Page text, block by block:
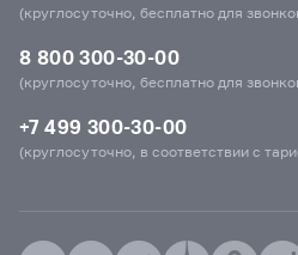
(круглосуточно, бесплатно для
8 800 300-30-00
(круглосуточно, бесплатно для
+7 499 300-30-00
(круглосуточно, в соответствии с